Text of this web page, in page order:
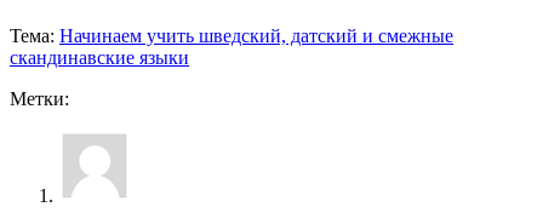
Тема: Начинаем учить шведский, датский и смежные
скандинавские языки
Метки: